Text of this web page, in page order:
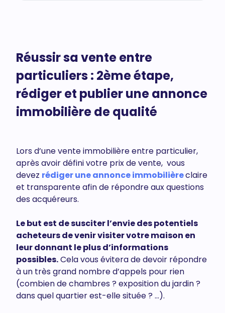
Réussir sa vente entre
particuliers : 2ème étape,
rédiger et publier une annonce
immobilière de qualité
Lors d’une vente immobilière entre particulier,
après avoir défini votre prix de vente, vous
devez rédiger une annonce immobilièreclaire
et transparente afin de répondre aux questions
des acquéreurs.
Le but est de susciter l’envie des potentiels
acheteurs de venir visiter votre maison en
leur donnant le plus d’informations
possibles.Cela vous évitera de devoir répondre
à un très grand nombre d’appels pour rien
(combien de chambres ? exposition du jardin ?
dans quel quartier est-elle située ? ...).